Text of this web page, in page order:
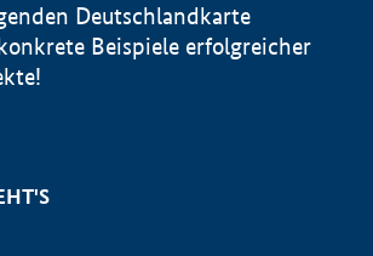
Deutschlandkarte
Beispiele erfolgreicher